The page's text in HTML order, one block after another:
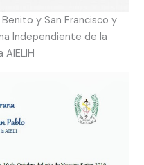
y San Francisco y
Independiente de la